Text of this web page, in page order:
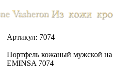
Артикул: 7074
Портфель кожаный мужской на
EMINSA 7074